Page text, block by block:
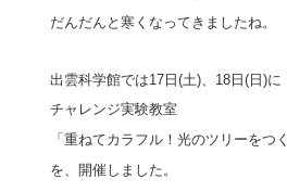
だんだんと寒くなってきましたね。
出雲科学館では17日(土)、18日(日)に
チャレンジ実験教室
「重ねてカラフル！光のツリーをつ
を、開催しました。